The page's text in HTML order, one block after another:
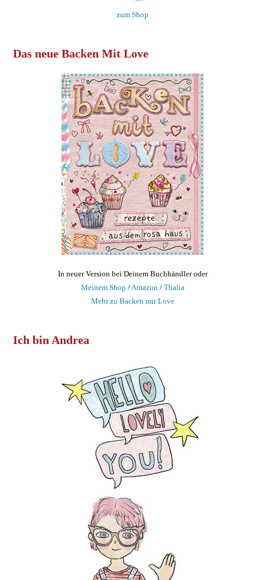
zum Shop
Das neue Backen Mit Love
In neuer Version bei Deinem Buchhändler oder
Meinem Shop /Amazon/ Thalia
Mehr zu Backen mit Love
Ich bin Andrea